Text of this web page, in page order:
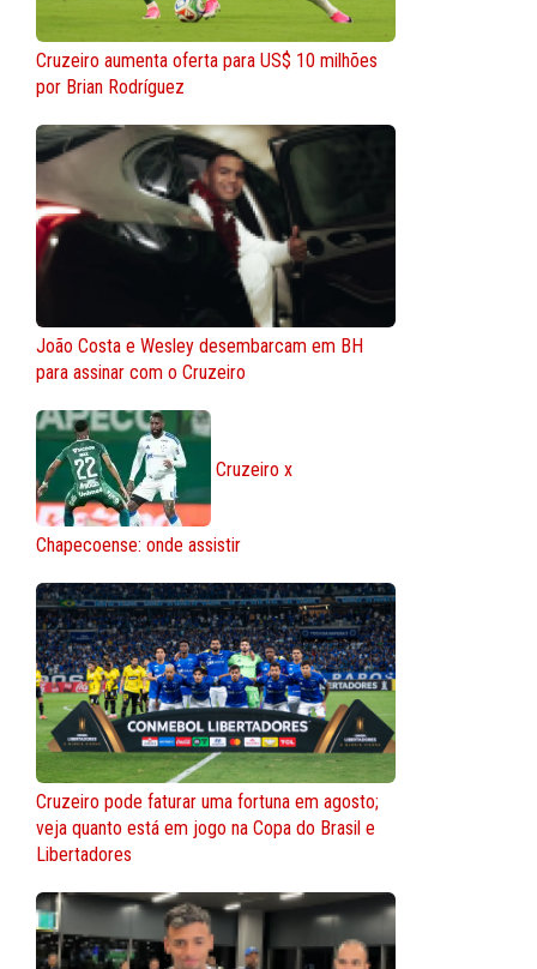
Cruzeiro aumenta oferta para US$ 10 milhões
por Brian Rodríguez
João Costa e Wesley desembarcam em BH
para assinar com o Cruzeiro
Cruzeiro x
Chapecoense: onde assistir
Cruzeiro pode faturar uma fortuna em agosto;
veja quanto está em jogo na Copa do Brasil e
Libertadores